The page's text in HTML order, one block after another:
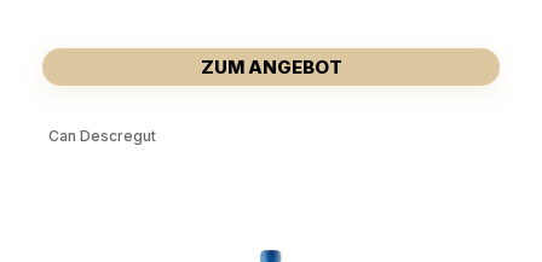
ZUM ANGEBOT
Can Descregut